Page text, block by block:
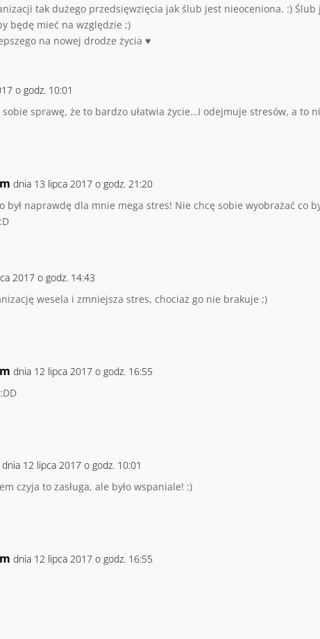
tak dużego przedsięwzięcia jak ślub jest nieoceniona. :) Ślub
będę mieć na względzie ;)
na nowej drodze życia ♥
o godz. 10:01
sobie sprawę, że to bardzo ułatwia życie…I odejmuje stresów, a to
dnia 13 lipca 2017 o godz. 21:20
był naprawdę dla mnie mega stres! Nie chcę sobie wyobrażać co
2017 o godz. 14:43
wesela i zmniejsza stres, chociaż go nie brakuje ;)
dnia 12 lipca 2017 o godz. 16:55
dnia 12 lipca 2017 o godz. 10:01
czyja to zasługa, ale było wspaniale! :)
dnia 12 lipca 2017 o godz. 16:55